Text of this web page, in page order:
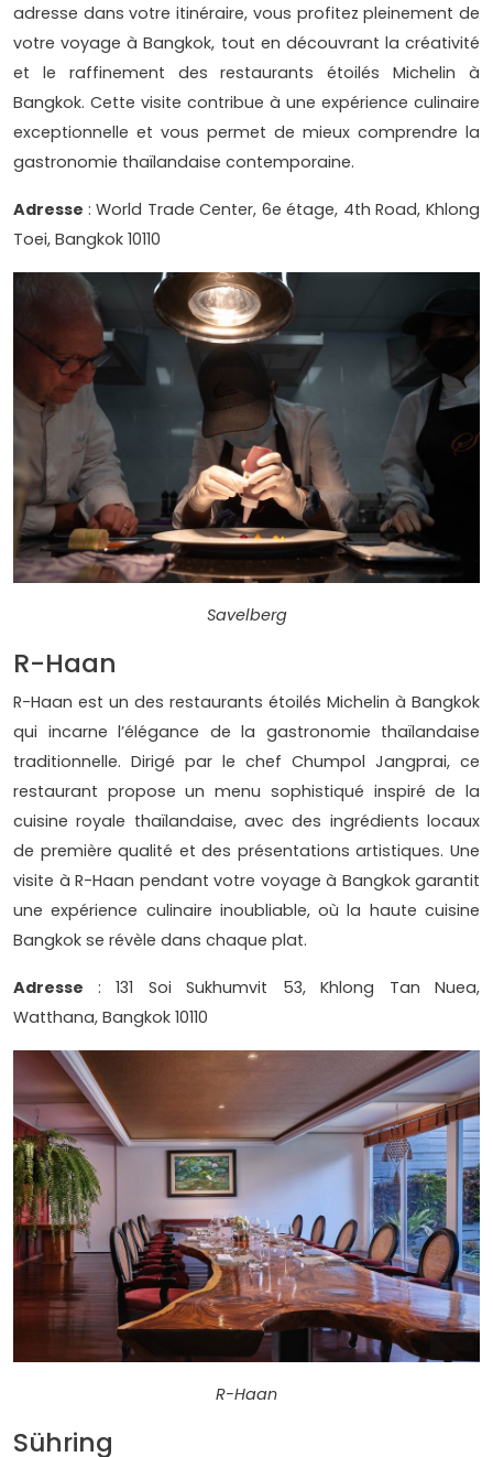
adresse dans votre itinéraire, vous profitez pleinement de
votre voyage à Bangkok, tout en découvrant la créativité
et le raffinement des restaurants étoilés Michelin à
Bangkok. Cette visite contribue à une expérience culinaire
exceptionnelle et vous permet de mieux comprendre la
gastronomie thaïlandaise contemporaine.
Adresse : World Trade Center, 6e étage, 4th Road, Khlong
Toei, Bangkok 10110
Savelberg
R-Haan
R-Haan est un des restaurants étoilés Michelin à Bangkok
qui incarne l’élégance de la gastronomie thaïlandaise
traditionnelle. Dirigé par le chef Chumpol Jangprai, ce
restaurant propose un menu sophistiqué inspiré de la
cuisine royale thaïlandaise, avec des ingrédients locaux
de première qualité et des présentations artistiques. Une
visite à R-Haan pendant votre voyage à Bangkok garantit
une expérience culinaire inoubliable, où la haute cuisine
Bangkok se révèle dans chaque plat.
Adresse : 131 Soi Sukhumvit 53, Khlong Tan Nuea,
Watthana, Bangkok 10110
R-Haan
Sühring